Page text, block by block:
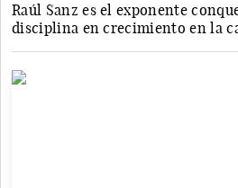
Raúl Sanz es el exponente
disciplina en crecimiento en la